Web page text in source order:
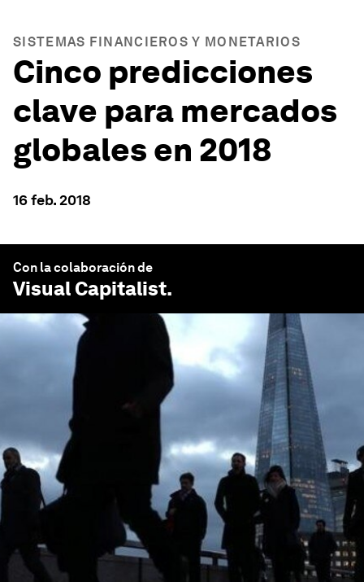
SISTEMAS FINANCIEROS Y MONETARIOS
Cinco predicciones
clave para mercados
globales en 2018
16 feb. 2018
Con la colaboración de
Visual Capitalist.